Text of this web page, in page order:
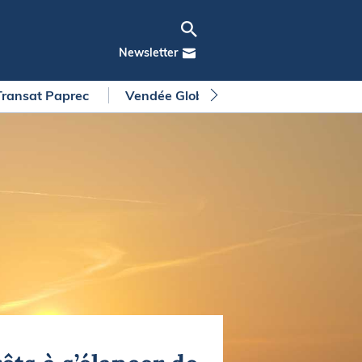
Newsletter
Paprec Vendée Globe